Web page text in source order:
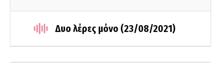
Δυο λέρες μόνο (23/08/2021)